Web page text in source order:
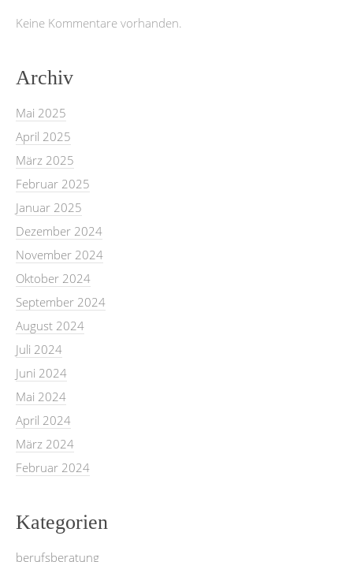
Keine Kommentare vorhanden.
Archiv
Mai 2025
April 2025
März 2025
Februar 2025
Januar 2025
Dezember 2024
November 2024
Oktober 2024
September 2024
August 2024
Juli 2024
Juni 2024
Mai 2024
April 2024
März 2024
Februar 2024
Kategorien
berufsberatung